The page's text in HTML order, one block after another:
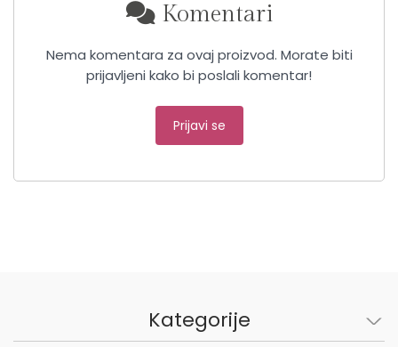
Komentari
Nema komentara za ovaj proizvod. Morate biti
prijavljeni kako bi poslali komentar!
Prijavi se
Kategorije